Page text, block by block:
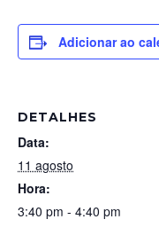
Adicionar ao
DETALHES
Data:
11 agosto
Hora:
3:40 pm - 4:40 pm